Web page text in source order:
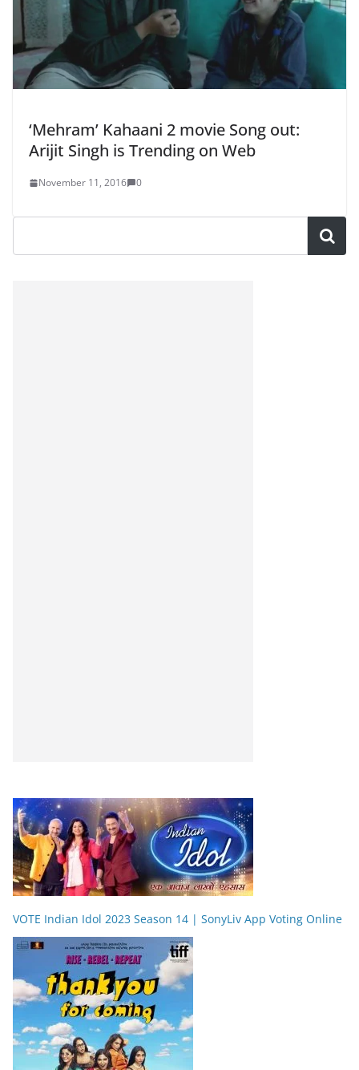
‘Mehram’ Kahaani 2 movie Song out:
Arijit Singh is Trending on Web
November 11, 2016 0
VOTE Indian Idol 2023 Season 14 | SonyLiv App Voting Online